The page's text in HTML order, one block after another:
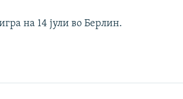
на 14 јули во Берлин.